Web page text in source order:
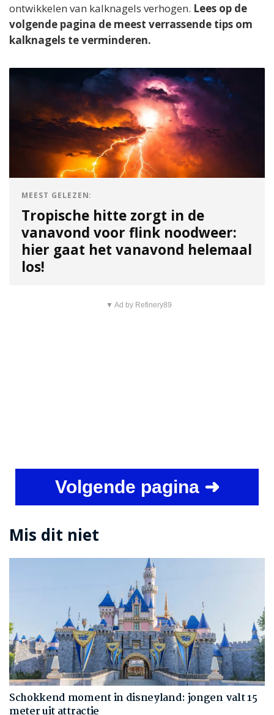
ontwikkelen van kalknagels verhogen. Lees op de
volgende pagina de meest verrassende tips om
kalknagels te verminderen.
MEEST GELEZEN:
Tropische hitte zorgt in de
vanavond voor flink noodweer:
hier gaat het vanavond helemaal
los!
▼ Ad by Refinery89
Volgende pagina ➜
Mis dit niet
Schokkend moment in disneyland: jongen valt 15
meter uit attractie